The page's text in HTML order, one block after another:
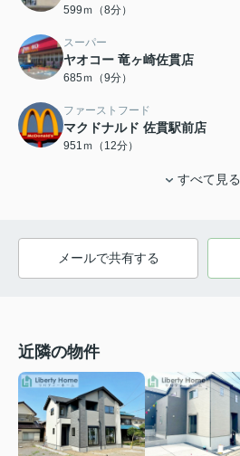
599ｍ（8分）
スーパー
ヤオコー 竜ヶ崎佐貫店
685ｍ（9分）
ファーストフード
マクドナルド 佐貫駅前店
951ｍ（12分）
すべて見る
メールで共有する
近隣の物件